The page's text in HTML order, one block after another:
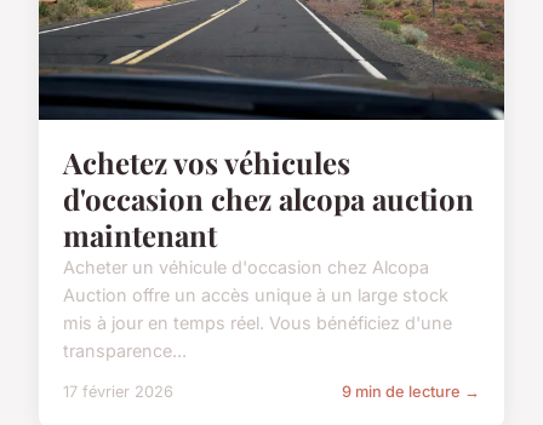
Achetez vos véhicules
d'occasion chez alcopa auction
maintenant
Acheter un véhicule d'occasion chez Alcopa
Auction offre un accès unique à un large stock
mis à jour en temps réel. Vous bénéficiez d'une
transparence...
17 février 2026 9 min de lecture →